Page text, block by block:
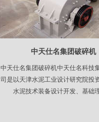
中天仕名集团破碎机
中天仕名集团破碎机中天仕名科技
司是以天津水泥工业设计研究院投
水泥技术装备设计开发、基础